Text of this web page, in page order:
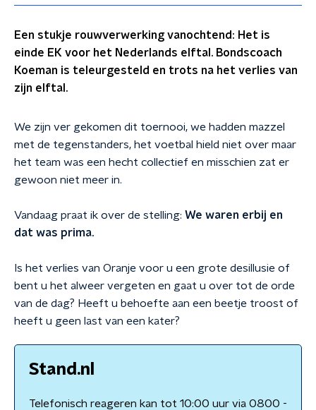
Een stukje rouwverwerking vanochtend: Het is
einde EK voor het Nederlands elftal. Bondscoach
Koeman is teleurgesteld en trots na het verlies van
zijn elftal.
We zijn ver gekomen dit toernooi, we hadden mazzel
met de tegenstanders, het voetbal hield niet over maar
het team was een hecht collectief en misschien zat er
gewoon niet meer in.
Vandaag praat ik over de stelling: We waren erbij en
dat was prima.
Is het verlies van Oranje voor u een grote desillusie of
bent u het alweer vergeten en gaat u over tot de orde
van de dag? Heeft u behoefte aan een beetje troost of
heeft u geen last van een kater?
Stand.nl
Telefonisch reageren kan tot 10:00 uur via 0800 -